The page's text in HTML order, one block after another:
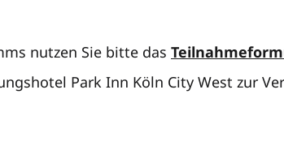
nutzen Sie bitte das
Park Inn Köln City West zur